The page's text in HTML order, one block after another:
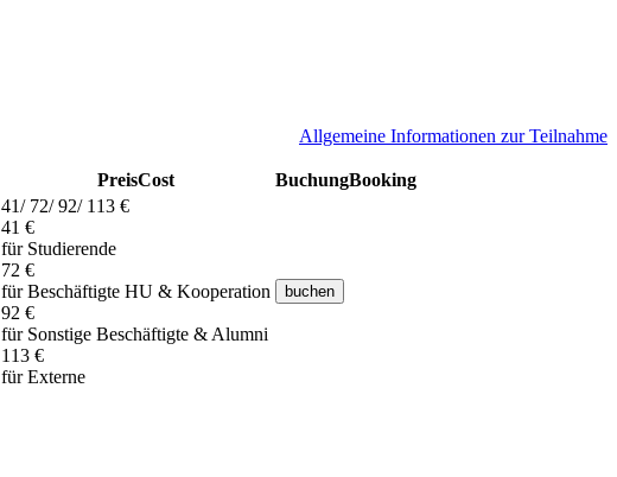
Allgemeine Informationen zur Teilnahme
PreisCost BuchungBooking
41/ 72/ 92/ 113 €
41 €
für Studierende
72 €
für Beschäftigte HU & Kooperation
92 €
für Sonstige Beschäftigte & Alumni
113 €
für Externe